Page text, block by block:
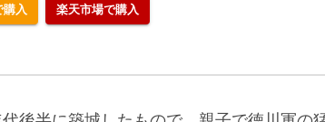
購入 楽天市場で購入